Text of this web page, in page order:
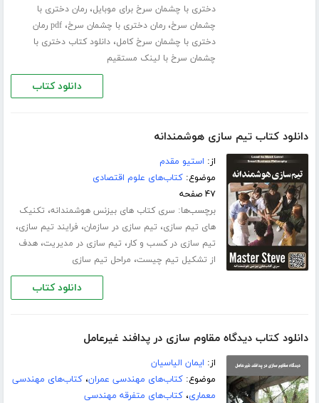
دختری با چشمان سرخ برای موبایل،رمان دختری با
چشمان سرخ،رمان دختری با چشمان سرخ،
pdf رمان
دختری با چشمان سرخ کامل،دانلود کتاب دختری با
چشمان سرخ با لینک مستقیم
دانلود کتاب
دانلود کتاب تیم سازی هوشمندانه
از: استیو مقدم
موضوع:کتاب‌های علوم اقتصادی
۴۷ صفحه
برچسب‌ها: سری کتاب های بیزنس هوشمندانه، تکنیک
های تیم سازی، تیم سازی در سازمان، فرایند تیم سازی،
تیم سازی در کسب و کار، تیم سازی در مدیریت،هدف
از تشکیل تیم چیست، مراحل تیم سازی
دانلود کتاب
دانلود کتاب دیدگاه مقاوم سازی در پدافند غیرعامل
از: ایمان الیاسیان
موضوع:کتاب‌های مهندسی عمران،کتاب‌های مهندسی
معماری،کتاب‌های متفرقه مهندسی